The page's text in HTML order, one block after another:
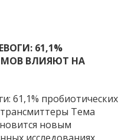
одной из самых
инфекций человека,
терапия
в
61,1%
ВЛИЯЮТ НА
61,1% пробиотических
Тема
новым